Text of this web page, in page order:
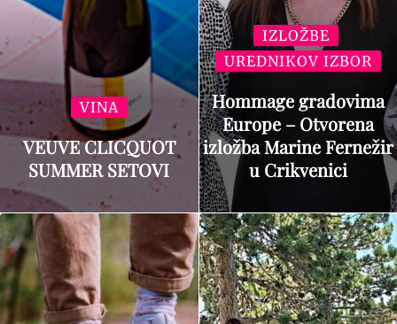
VINA
VEUVE CLICQUOT
SUMMER SETOVI
IZLOŽBE
UREDNIKOV IZBOR
Hommage gradovima
Europe – Otvorena
izložba Marine Fernežir
u Crikvenici